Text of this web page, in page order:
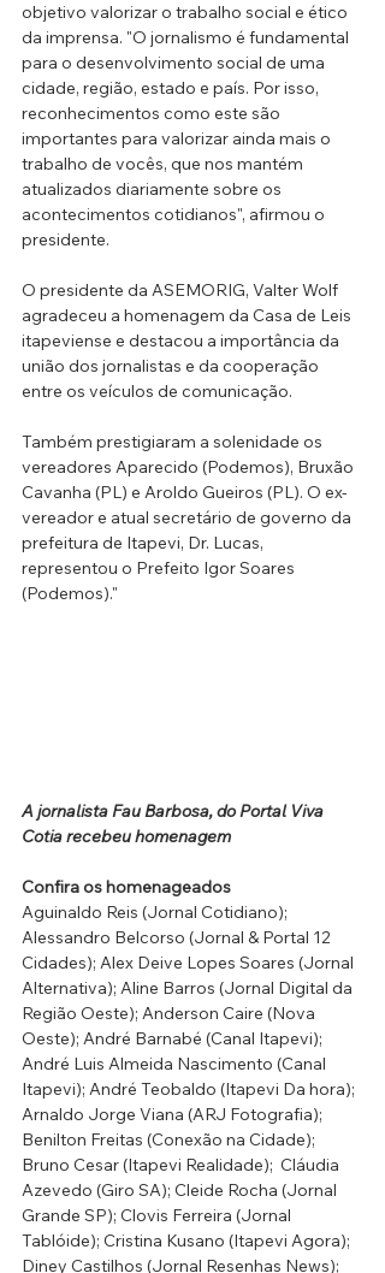
objetivo valorizar o trabalho social e ético
da imprensa. "O jornalismo é fundamental
para o desenvolvimento social de uma
cidade, região, estado e país. Por isso,
reconhecimentos como este são
importantes para valorizar ainda mais o
trabalho de vocês, que nos mantém
atualizados diariamente sobre os
acontecimentos cotidianos", afirmou o
presidente.
O presidente da ASEMORIG, Valter Wolf
agradeceu a homenagem da Casa de Leis
itapeviense e destacou a importância da
união dos jornalistas e da cooperação
entre os veículos de comunicação.
Também prestigiaram a solenidade os
vereadores Aparecido (Podemos), Bruxão
Cavanha (PL) e Aroldo Gueiros (PL). O ex-
vereador e atual secretário de governo da
prefeitura de Itapevi, Dr. Lucas,
representou o Prefeito Igor Soares
(Podemos)."
A jornalista Fau Barbosa, do Portal Viva
Cotia recebeu homenagem
Confira os homenageados
Aguinaldo Reis (Jornal Cotidiano);
Alessandro Belcorso (Jornal & Portal 12
Cidades); Alex Deive Lopes Soares (Jornal
Alternativa); Aline Barros (Jornal Digital da
Região Oeste); Anderson Caire (Nova
Oeste); André Barnabé (Canal Itapevi);
André Luis Almeida Nascimento (Canal
Itapevi); André Teobaldo (Itapevi Da hora);
Arnaldo Jorge Viana (ARJ Fotografia);
Benilton Freitas (Conexão na Cidade);
Bruno Cesar (Itapevi Realidade);  Cláudia
Azevedo (Giro SA); Cleide Rocha (Jornal
Grande SP); Clovis Ferreira (Jornal
Tablóide); Cristina Kusano (Itapevi Agora);
Diney Castilhos (Jornal Resenhas News);